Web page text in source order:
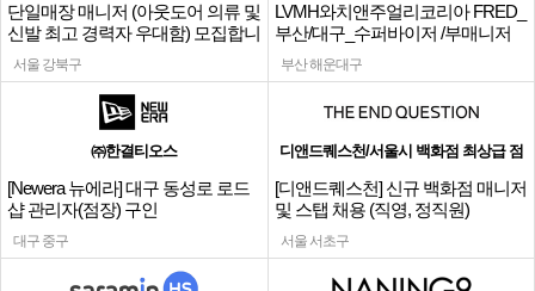
단일매장 매니저 (아웃도어 의류 및
신발 최고 경력자 우대함) 모집합니
다.
서울 강북구
LVMH와치앤주얼리코리아 FRED_
부산/대구_수퍼바이저 /부매니저
채용
부산 해운대구
㈜한결티오스
[Newera 뉴에라] 대구 동성로 로드
샵 관리자(점장) 구인
대구 중구
디앤드퀘스천/서울시 백화점 최상급 점
[디앤드퀘스천] 신규 백화점 매니저
및 스탭 채용 (직영, 정직원)
서울 서초구